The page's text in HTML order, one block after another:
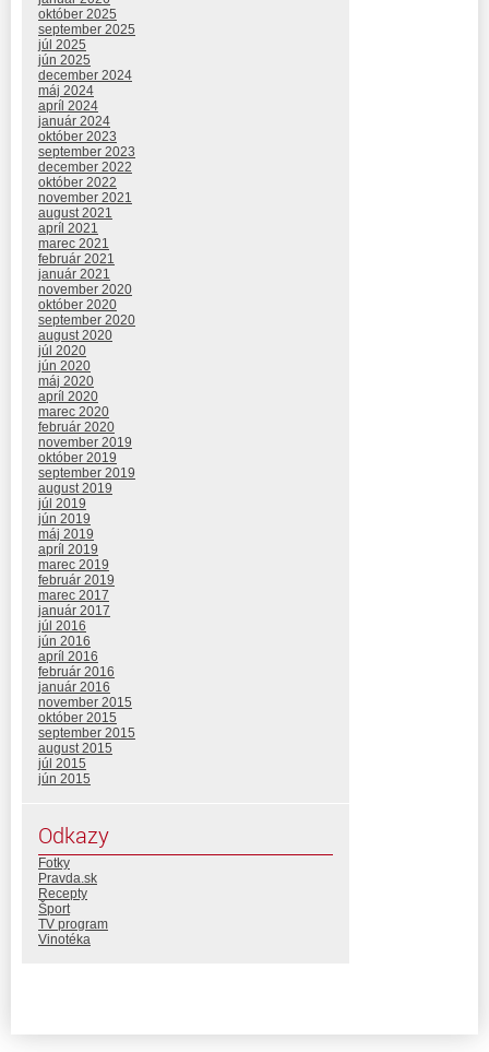
október 2025
september 2025
júl 2025
jún 2025
december 2024
máj 2024
apríl 2024
január 2024
október 2023
september 2023
december 2022
október 2022
november 2021
august 2021
apríl 2021
marec 2021
február 2021
január 2021
november 2020
október 2020
september 2020
august 2020
júl 2020
jún 2020
máj 2020
apríl 2020
marec 2020
február 2020
november 2019
október 2019
september 2019
august 2019
júl 2019
jún 2019
máj 2019
apríl 2019
marec 2019
február 2019
marec 2017
január 2017
júl 2016
jún 2016
apríl 2016
február 2016
január 2016
november 2015
október 2015
september 2015
august 2015
júl 2015
jún 2015
Odkazy
Fotky
Pravda.sk
Recepty
Šport
TV program
Vinotéka